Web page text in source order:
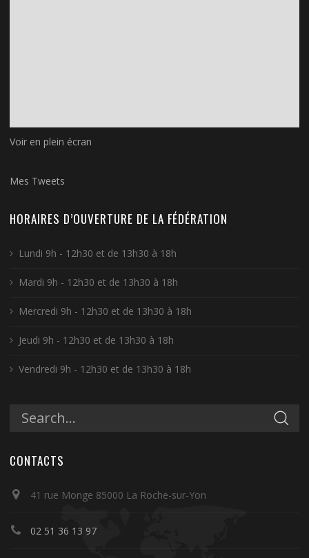
Voir en plein écran
Mes Tweets
HORAIRES D’OUVERTURE DE LA FÉDÉRATION
Lundi 9h - 12h30 et de 13h30 à 18h
Mardi 9h - 12h30 et de 13h30 à 18h
Mercredi 9h - 12h30 et de 13h30 à 18h
Jeudi 9h - 12h30 et de 13h30 à 18h
Vendredi 9h - 12h30 et de 13h30 à 18h
CONTACTS
41 rue Monge 85000 La Roche-sur-Yon
02 51 36 13 97